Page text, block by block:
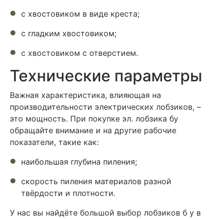
с хвостовиком в виде креста;
с гладким хвостовиком;
с хвостовиком с отверстием.
Технические параметры
Важная характеристика, влияющая на
производительности электрических лобзиков, –
это мощность. При покупке эл. лобзика бу
обращайте внимание и на другие рабочие
показатели, такие как:
наибольшая глубина пиления;
скорость пиления материалов разной
твёрдости и плотности.
У нас вы найдёте большой выбор лобзиков б у в